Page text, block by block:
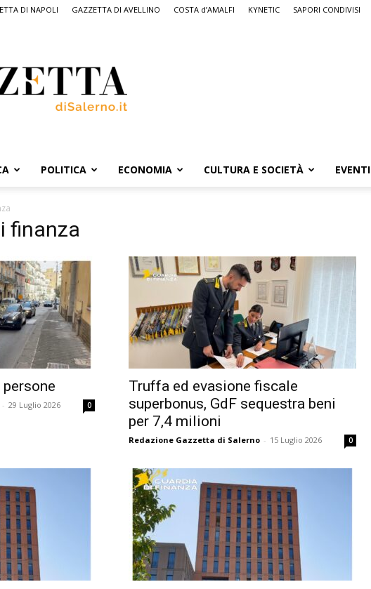
DI NAPOLI GAZZETTA DI AVELLINO COSTA d’AMALFI KYNETIC SAPORI CONDIVISI
Salerno,
il
quotidiano
SalernoPOLITICA ECONOMIA CULTURA E SOCIETÀ EVENTI
finanza
persone
- 29 Luglio 2026 0
Truffa ed evasione fiscale
superbonus, GdF sequestra beni
per 7,4 milioni
Redazione Gazzetta di Salerno - 15 Luglio 2026 0